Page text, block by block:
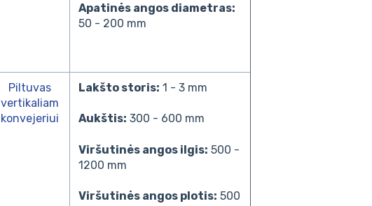
Apatinės angos diametras:
50 - 200 mm
Piltuvas
vertikaliam
konvejeriui
Lakšto storis: 1 - 3 mm
Aukštis: 300 - 600 mm
Viršutinės angos ilgis: 500 -
1200 mm
Viršutinės angos plotis: 500